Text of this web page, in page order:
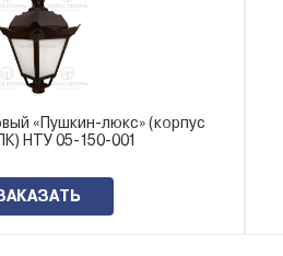
«Пушкин-люкс» (корпус
НТУ 05-150-001